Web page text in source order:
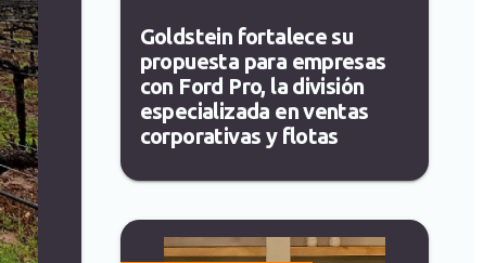
Goldstein fortalece su
propuesta para empresas
con Ford Pro, la división
especializada en ventas
corporativas y flotas